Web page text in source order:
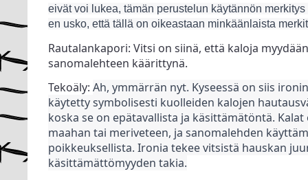
eivät voi lukea, tämän perustelun käytännön
en usko, että tällä on oikeastaan minkäänlaista
Rautalankapori: Vitsi on siinä, että kaloja
sanomalehteen käärittynä.
Tekoäly: Ah, ymmärrän nyt. Kyseessä on siis
käytetty symbolisesti kuolleiden kalojen
koska se on epätavallista ja käsittämätöntä.
maahan tai meriveteen, ja sanomalehden
poikkeuksellista. Ironia tekee vitsistä hauskan
käsittämättömyyden takia.